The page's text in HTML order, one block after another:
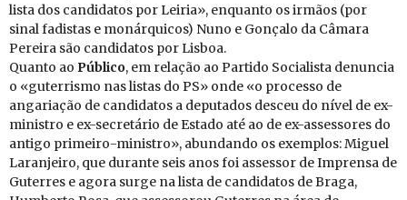
lista dos candidatos por Leiria», enquanto os irmãos (por
sinal fadistas e monárquicos) Nuno e Gonçalo da Câmara
Pereira são candidatos por Lisboa.
Quanto ao Pú­blico, em relação ao Partido Socialista denuncia
o «guterrismo nas listas do PS» onde «o processo de
angariação de candidatos a deputados desceu do nível de ex-
ministro e ex-secretário de Estado até ao de ex-assessores do
antigo primeiro-ministro», abundando os exemplos: Miguel
Laranjeiro, que durante seis anos foi assessor de Imprensa de
Guterres e agora surge na lista de candidatos de Braga,